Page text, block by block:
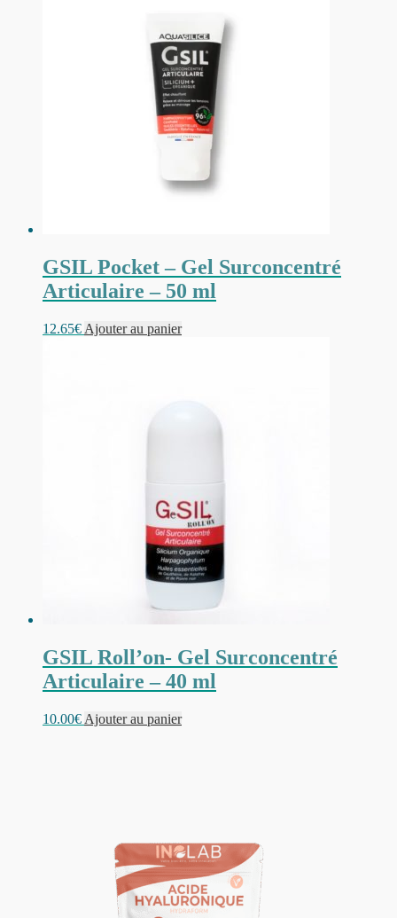
GSIL Pocket – Gel Surconcentré
Articulaire – 50 ml
12.65€ Ajouter au panier
GSIL Roll’on- Gel Surconcentré
Articulaire – 40 ml
10.00€ Ajouter au panier